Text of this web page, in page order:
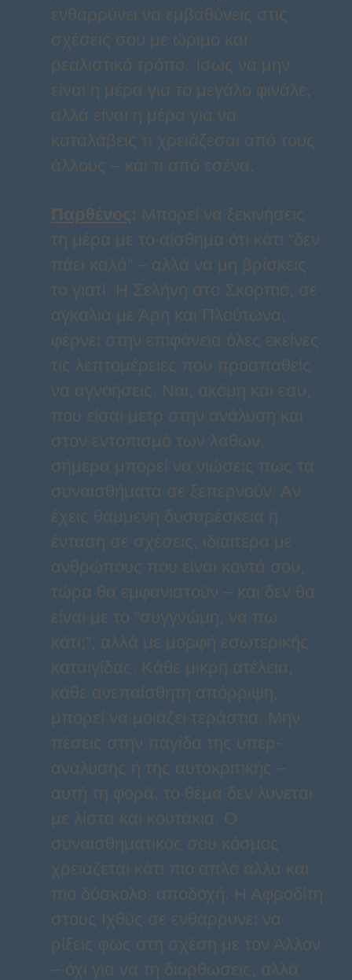
ενθαρρύνει να εμβαθύνεις στις
σχέσεις σου με ώριμο και
ρεαλιστικό τρόπο. Ίσως να μην
είναι η μέρα για το μεγάλο φινάλε,
αλλά είναι η μέρα για να
καταλάβεις τι χρειάζεσαι από τους
άλλους – και τι από εσένα.
Παρθένος: Μπορεί να ξεκινήσεις
τη μέρα με το αίσθημα ότι κάτι “δεν
πάει καλά” – αλλά να μη βρίσκεις
το γιατί. Η Σελήνη στο Σκορπιό, σε
αγκαλιά με Άρη και Πλούτωνα,
φέρνει στην επιφάνεια όλες εκείνες
τις λεπτομέρειες που προσπαθείς
να αγνοήσεις. Ναι, ακόμη και εσύ,
που είσαι μετρ στην ανάλυση και
στον εντοπισμό των λαθών,
σήμερα μπορεί να νιώσεις πως τα
συναισθήματα σε ξεπερνούν. Αν
έχεις θαμμένη δυσαρέσκεια ή
ένταση σε σχέσεις, ιδιαίτερα με
ανθρώπους που είναι κοντά σου,
τώρα θα εμφανιστούν – και δεν θα
είναι με το “συγγνώμη, να πω
κάτι;”, αλλά με μορφή εσωτερικής
καταιγίδας. Κάθε μικρή ατέλεια,
κάθε ανεπαίσθητη απόρριψη,
μπορεί να μοιάζει τεράστια. Μην
πέσεις στην παγίδα της υπερ-
ανάλυσης ή της αυτοκριτικής –
αυτή τη φορά, το θέμα δεν λύνεται
με λίστα και κουτάκια. Ο
συναισθηματικός σου κόσμος
χρειάζεται κάτι πιο απλό αλλά και
πιο δύσκολο: αποδοχή. Η Αφροδίτη
στους Ιχθύς σε ενθαρρύνει να
ρίξεις φως στη σχέση με τον Άλλον
– όχι για να τη διορθώσεις, αλλά